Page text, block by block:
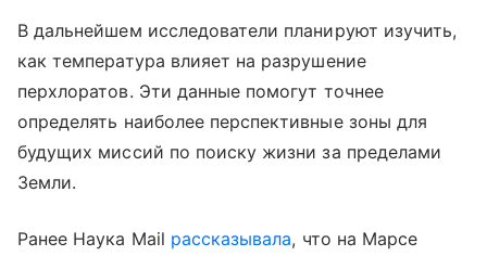
В дальнейшем исследователи планируют изучить,
как температура влияет на разрушение
перхлоратов. Эти данные помогут точнее
определять наиболее перспективные зоны для
будущих миссий по поиску жизни за пределами
Земли.
Ранее Наука Mail рассказывала, что на Марсе